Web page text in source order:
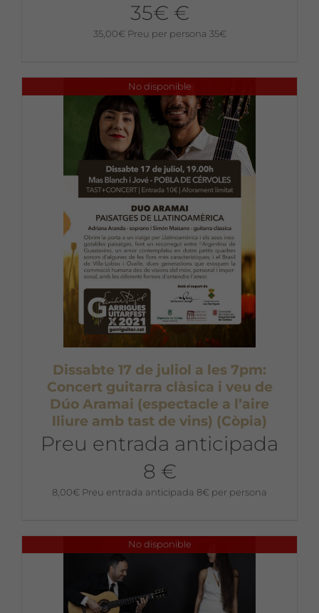
35€ €
35,00€ Preu per persona 35€
No disponible
Dissabte 17 de juliol a les 7pm:
Concert guitarra clàsica i veu de
Dúo Aramai (espectacle a l’aire
lliure amb tast de vins) (Còpia)
Preu entrada anticipada
8 €
8,00€ Preu entrada anticipada 8€ per persona
No disponible